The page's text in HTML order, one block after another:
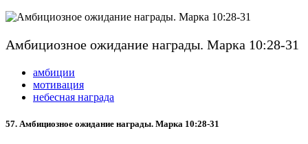
Амбициозное ожидание награды. Марка 10:28-31
амбиции
мотивация
небесная награда
57. Амбициозное ожидание награды. Марка 10:28-31